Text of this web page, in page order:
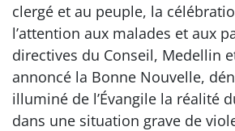
clergé et au peuple, la
l’attention aux malades et aux
directives du Conseil, Medellin
annoncé la Bonne Nouvelle,
illuminé de l’Évangile la réalité
dans une situation grave de